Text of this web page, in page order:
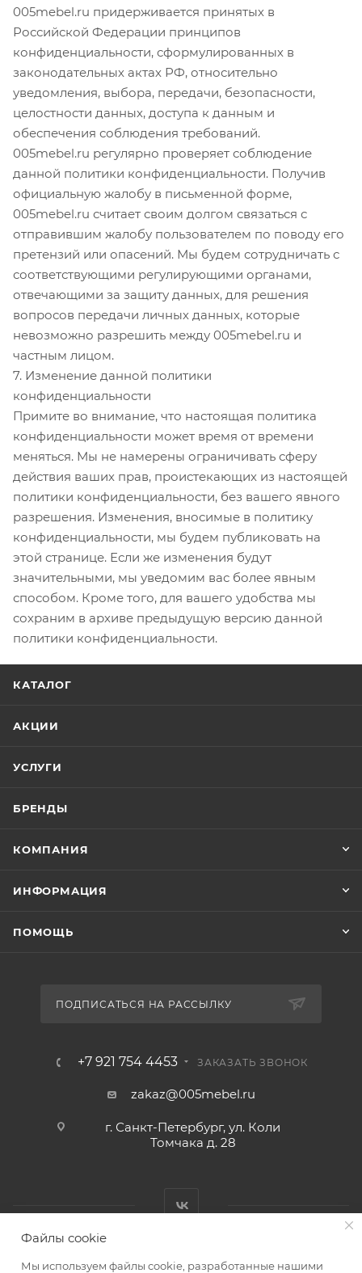
005mebel.ru придерживается принятых в
Российской Федерации принципов
конфиденциальности, сформулированных в
законодательных актах РФ, относительно
уведомления, выбора, передачи, безопасности,
целостности данных, доступа к данным и
обеспечения соблюдения требований.
005mebel.ru регулярно проверяет соблюдение
данной политики конфиденциальности. Получив
официальную жалобу в письменной форме,
005mebel.ru считает своим долгом связаться с
отправившим жалобу пользователем по поводу его
претензий или опасений. Мы будем сотрудничать с
соответствующими регулирующими органами,
отвечающими за защиту данных, для решения
вопросов передачи личных данных, которые
невозможно разрешить между 005mebel.ru и
частным лицом.
7. Изменение данной политики
конфиденциальности
Примите во внимание, что настоящая политика
конфиденциальности может время от времени
меняться. Мы не намерены ограничивать сферу
действия ваших прав, проистекающих из настоящей
политики конфиденциальности, без вашего явного
разрешения. Изменения, вносимые в политику
конфиденциальности, мы будем публиковать на
этой странице. Если же изменения будут
значительными, мы уведомим вас более явным
способом. Кроме того, для вашего удобства мы
сохраним в архиве предыдущую версию данной
политики конфиденциальности.
КАТАЛОГ
АКЦИИ
УСЛУГИ
БРЕНДЫ
КОМПАНИЯ
ИНФОРМАЦИЯ
ПОМОЩЬ
ПОДПИСАТЬСЯ НА РАССЫЛКУ
+7 921 754 4453 ЗАКАЗАТЬ ЗВОНОК
zakaz@005mebel.ru
г. Санкт-Петербург, ул. Коли
Томчака д. 28
Файлы cookie
Мы используем файлы cookie, разработанные нашими